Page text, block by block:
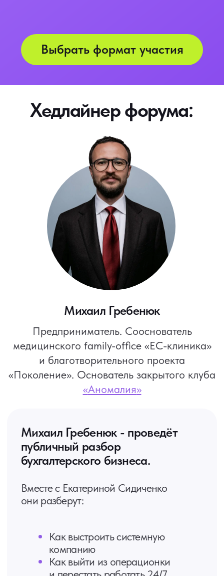
Система сбора рекомендаций для
Как повысить чек клиенту без
сопротивления
Как сделать чтобы клиент захотел
вас рекомендовать
Как выстроить работу
много и с удовольствием?
Эксперт по систематизации и
масштабированию бухгалтерского
научила бухгалтеров ставить
справедливые цены, разработала
систему контроля бухгалтеров.
Предприниматель:
училась у экс-
президента Альфа-банка, более 7
красоты до 63 франшиз
бухгалтеров и собственников
бухгалтерского бизнеса.
Экспертпо бухгалтерии и
Федеральной ассоциации
бухгалтеров-аутсорсеров ФАБА
"Платинум"
Основатель и эксперт
для бухгалтеров и финансовых
директоров "Upper Level Business
School", 5000+ выпускников
аутсорсинговой компании
«Уполномоченная бухгалтерия»
(500+ клиентов)